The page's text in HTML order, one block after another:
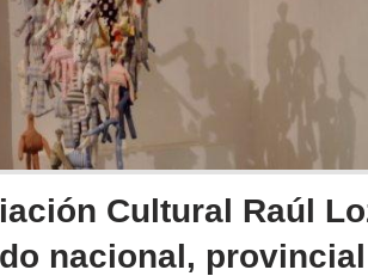
Cultural Raúl
nacional,